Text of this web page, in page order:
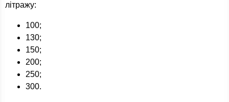
літражу:
100;
130;
150;
200;
250;
300.